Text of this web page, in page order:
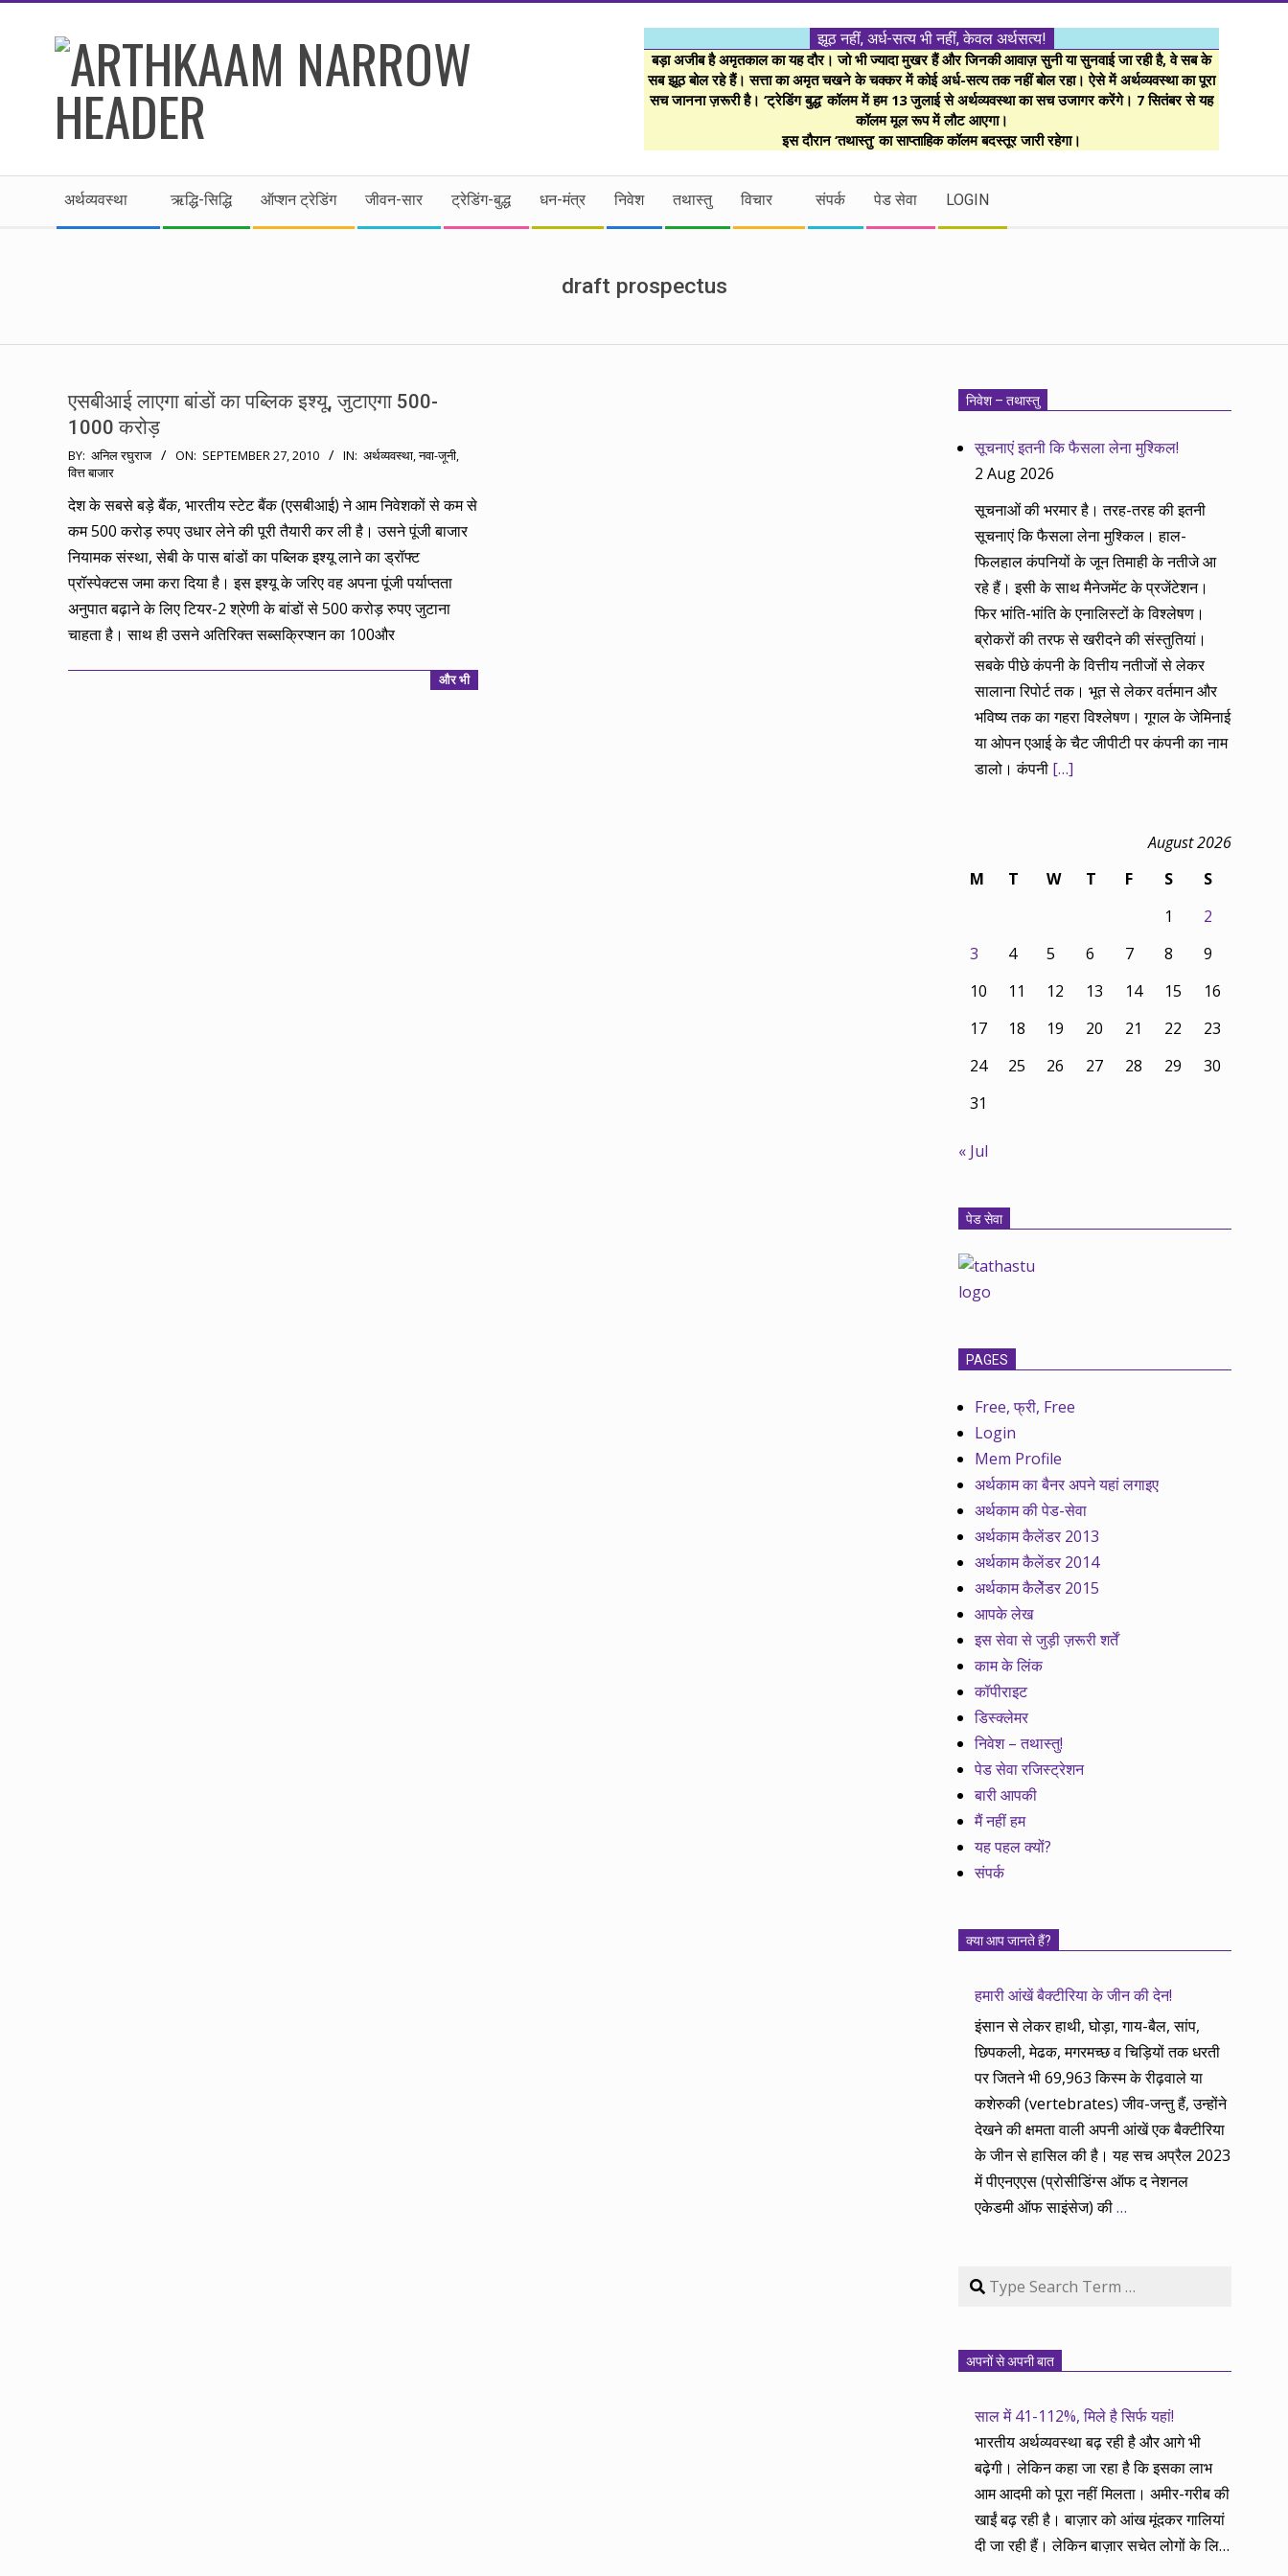
।।
अर्थकाम।।
FINANCIALLY
CLEVER!
झूठ नहीं, अर्ध-सत्य भी नहीं, केवल अर्थसत्य!
बड़ा अजीब है अमृतकाल का यह दौर। जो भी ज्यादा मुखर हैं और जिनकी आवाज़ सुनी या सुनवाई जा रही है, वे सब के
सब झूठ बोल रहे हैं। सत्ता का अमृत चखने के चक्कर में कोई अर्ध-सत्य तक नहीं बोल रहा। ऐसे में अर्थव्यवस्था का पूरा
सच जानना ज़रूरी है। ‘ट्रेडिंग बुद्ध’ कॉलम में हम 13 जुलाई से अर्थव्यवस्था का सच उजागर करेंगे। 7 सितंबर से यह
कॉलम मूल रूप में लौट आएगा।
इस दौरान ‘तथास्तु’ का साप्ताहिक कॉलम बदस्तूर जारी रहेगा।
Secondary
अर्थव्यवस्था ऋद्धि-सिद्धि ऑप्शन ट्रेडिंग जीवन-सार ट्रेडिंग-बुद्ध धन-मंत्र निवेश तथास्तु विचार संपर्क पेड सेवा LOGIN
draft prospectus
एसबीआई लाएगा बांडों का पब्लिक इश्यू, जुटाएगा 500-
1000 करोड़
2010-
09-
27
BY: अनिल रघुराज ON: SEPTEMBER 27, 2010 IN: अर्थव्यवस्था,नवा-जूनी,
वित्त बाजार
देश के सबसे बड़े बैंक, भारतीय स्टेट बैंक (एसबीआई) ने आम निवेशकों से कम से
कम 500 करोड़ रुपए उधार लेने की पूरी तैयारी कर ली है। उसने पूंजी बाजार
नियामक संस्था, सेबी के पास बांडों का पब्लिक इश्यू लाने का ड्रॉफ्ट
प्रॉस्पेक्टस जमा करा दिया है। इस इश्यू के जरिए वह अपना पूंजी पर्याप्तता
अनुपात बढ़ाने के लिए टियर-2 श्रेणी के बांडों से 500 करोड़ रुपए जुटाना
चाहता है। साथ ही उसने अतिरिक्त सब्सक्रिप्शन का 100और
और भी
निवेश – तथास्तु
सूचनाएं इतनी कि फैसला लेना मुश्किल!
2 Aug 2026
सूचनाओं की भरमार है। तरह-तरह की इतनी
सूचनाएं कि फैसला लेना मुश्किल। हाल-
फिलहाल कंपनियों के जून तिमाही के नतीजे आ
रहे हैं। इसी के साथ मैनेजमेंट के प्रजेंटेशन।
फिर भांति-भांति के एनालिस्टों के विश्लेषण।
ब्रोकरों की तरफ से खरीदने की संस्तुतियां।
सबके पीछे कंपनी के वित्तीय नतीजों से लेकर
सालाना रिपोर्ट तक। भूत से लेकर वर्तमान और
भविष्य तक का गहरा विश्लेषण। गूगल के जेमिनाई
या ओपन एआई के चैट जीपीटी पर कंपनी का नाम
डालो। कंपनी […]
August 2026
M
T W T F S
S
1
2
3
4 5 6 7 8
9
10
11 12 13 14 15
16
17
18 19 20 21 22
23
24
25 26 27 28 29
30
31
« Jul
पेड सेवा
PAGES
Free, फ्री, Free
Login
Mem Profile
अर्थकाम का बैनर अपने यहां लगाइए
अर्थकाम की पेड-सेवा
अर्थकाम कैलेंडर 2013
अर्थकाम कैलेंडर 2014
अर्थकाम कैलेेंडर 2015
आपके लेख
इस सेवा से जुड़ी ज़रूरी शर्तें
काम के लिंक
कॉपीराइट
डिस्क्लेमर
निवेश – तथास्तु!
पेड सेवा रजिस्ट्रेशन
बारी आपकी
मैं नहीं हम
यह पहल क्यों?
संपर्क
क्या आप जानते हैं?
हमारी आंखें बैक्टीरिया के जीन की देन!
इंसान से लेकर हाथी, घोड़ा, गाय-बैल, सांप,
छिपकली, मेढक, मगरमच्छ व चिड़ियों तक धरती
पर जितने भी 69,963 किस्म के रीढ़वाले या
कशेरुकी (vertebrates) जीव-जन्तु हैं, उन्होंने
देखने की क्षमता वाली अपनी आंखें एक बैक्टीरिया
के जीन से हासिल की है। यह सच अप्रैल 2023
में पीएनएएस (प्रोसीडिंग्स ऑफ द नेशनल
एकेडमी ऑफ साइंसेज) की…
Search
अपनों से अपनी बात
साल में 41-112%, मिले है सिर्फ यहां!
भारतीय अर्थव्यवस्था बढ़ रही है और आगे भी
बढ़ेगी। लेकिन कहा जा रहा है कि इसका लाभ
आम आदमी को पूरा नहीं मिलता। अमीर-गरीब की
खाईं बढ़ रही है। बाज़ार को आंख मूंदकर गालियां
दी जा रही हैं। लेकिन बाज़ार सचेत लोगों के लिए